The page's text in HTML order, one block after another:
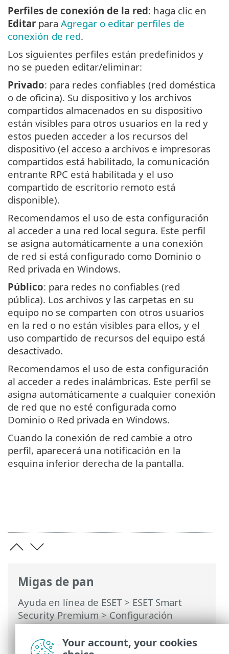
Migas de pan
Ayuda en línea de ESET> ESET Smart
Security Premium>Configuración
avanzada>Protecciones>Protección de
acceso a la red> Perfiles de conexión de
Perfiles de conexión de la red: haga clic en
Editar para Agregar o editar perfiles de
conexión de red.
Los siguientes perfiles están predefinidos y
no se pueden editar/eliminar:
Privado: para redes confiables (red doméstica
o de oficina). Su dispositivo y los archivos
compartidos almacenados en su dispositivo
están visibles para otros usuarios en la red y
estos pueden acceder a los recursos del
dispositivo (el acceso a archivos e impresoras
compartidos está habilitado, la comunicación
entrante RPC está habilitada y el uso
compartido de escritorio remoto está
disponible).
Recomendamos el uso de esta configuración
al acceder a una red local segura. Este perfil
se asigna automáticamente a una conexión
de red si está configurado como Dominio o
Red privada en Windows.
Público: para redes no confiables (red
pública). Los archivos y las carpetas en su
equipo no se comparten con otros usuarios
en la red o no están visibles para ellos, y el
uso compartido de recursos del equipo está
desactivado.
Recomendamos el uso de esta configuración
al acceder a redes inalámbricas. Este perfil se
asigna automáticamente a cualquier conexión
de red que no esté configurada como
Dominio o Red privada en Windows.
Cuando la conexión de red cambie a otro
perfil, aparecerá una notificación en la
esquina inferior derecha de la pantalla.
Your account, your cookies